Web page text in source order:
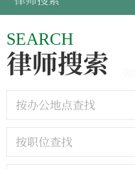
SEARCH
律师搜索
按办公地点查找
按职位查找